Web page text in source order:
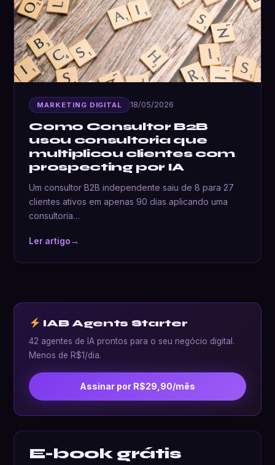
MARKETING DIGITAL 18/05/2026
Como Consultor B2B
usou consultoria que
multiplicou clientes com
prospecting por IA
Um consultor B2B independente saiu de 8 para 27
clientes ativos em apenas 90 dias aplicando uma
consultoria…
Ler artigo→
IAB Agents Starter
42 agentes de IA prontos para o seu negócio digital.
Menos de R$1/dia.
Assinar por R$29,90/mês
E-book grátis